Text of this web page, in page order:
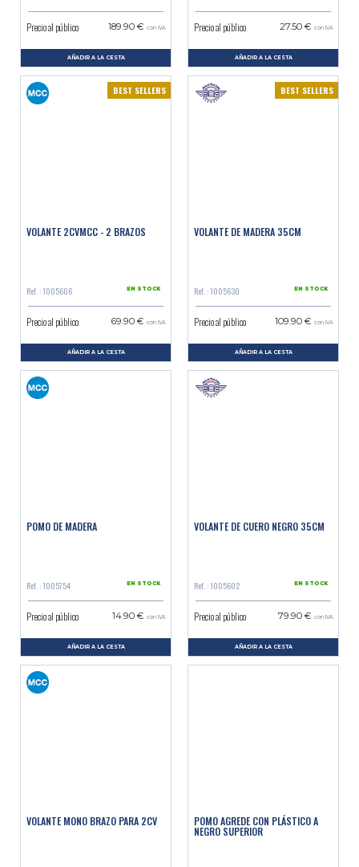
Precio al público 189.90 € con IVA
AÑADIR A LA CESTA
Precio al público 27.50 € con IVA
AÑADIR A LA CESTA
BEST SELLERS
VOLANTE 2CVMCC - 2 BRAZOS
Ref. : 1005606 EN STOCK
Precio al público 69.90 € con IVA
AÑADIR A LA CESTA
BEST SELLERS
VOLANTE DE MADERA 35CM
Ref. : 1005630 EN STOCK
Precio al público 109.90 € con IVA
AÑADIR A LA CESTA
POMO DE MADERA
Ref. : 1005754 EN STOCK
Precio al público 14.90 € con IVA
AÑADIR A LA CESTA
VOLANTE DE CUERO NEGRO 35CM
Ref. : 1005602 EN STOCK
Precio al público 79.90 € con IVA
AÑADIR A LA CESTA
VOLANTE MONO BRAZO PARA 2CV POMO AGREDE CON PLÁSTICO A
NEGRO SUPERIOR